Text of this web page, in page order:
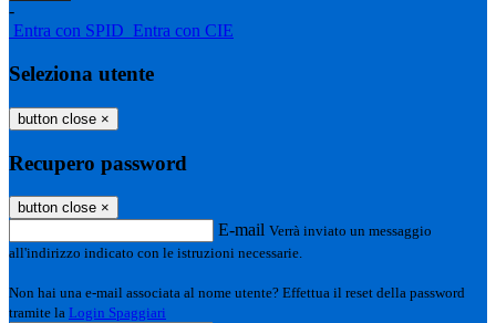
-
Entra con SPID Entra con CIE
Seleziona utente
button close ×
Recupero password
button close ×
E-mail Verrà inviato un messaggio
all'indirizzo indicato con le istruzioni necessarie.
Non hai una e-mail associata al nome utente? Effettua il reset della password
tramite la Login Spaggiari